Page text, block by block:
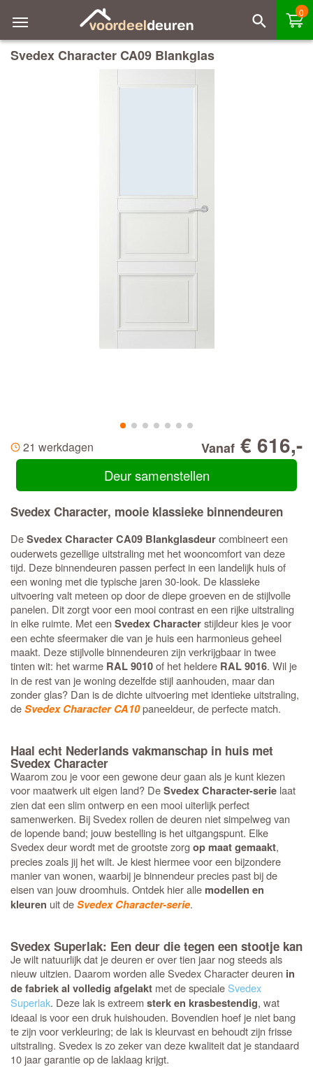
0
Svedex Character CA09 Blankglas
21 werkdagen Vanaf € 616,-
Deur samenstellen
Svedex Character, mooie klassieke binnendeuren
DeSvedex Character CA09 Blankglasdeurcombineert een
ouderwets gezellige uitstraling met het wooncomfort van deze
tijd. Deze binnendeuren passen perfect in een landelijk huis of
een woning met die typische jaren 30-look. De klassieke
uitvoering valt meteen op door de diepe groeven en de stijlvolle
panelen. Dit zorgt voor een mooi contrast en een rijke uitstraling
in elke ruimte. Met eenSvedex Characterstijldeur kies je voor
een echte sfeermaker die van je huis een harmonieus geheel
maakt. Deze stijlvolle binnendeuren zijn verkrijgbaar in twee
tinten wit: het warme RAL 9010of het heldere RAL 9016. Wil je
in de rest van je woning dezelfde stijl aanhouden, maar dan
zonder glas? Dan is de dichte uitvoering met identieke uitstraling,
deSvedex Character CA10paneeldeur, de perfecte match.
Haal echt Nederlands vakmanschap in huis met
Svedex Character
Waarom zou je voor een gewone deur gaan als je kunt kiezen
voor maatwerk uit eigen land? DeSvedex Character-serie laat
zien dat een slim ontwerp en een mooi uiterlijk perfect
samenwerken. Bij Svedex rollen de deuren niet simpelweg van
de lopende band; jouw bestelling is het uitgangspunt. Elke
Svedex deur wordt met de grootste zorgop maat gemaakt,
precies zoals jij het wilt. Je kiest hiermee voor een bijzondere
manier van wonen, waarbij je binnendeur precies past bij de
eisen van jouw droomhuis. Ontdek hier alle modellen en
kleuren uit deSvedex Character-serie.
Svedex Superlak: Een deur die tegen een stootje kan
Je wilt natuurlijk dat je deuren er over tien jaar nog steeds als
nieuw uitzien. Daarom worden alle Svedex Character deuren in
de fabriek al volledig afgelakt met de specialeSvedex
Superlak. Deze lak is extreemsterk en krasbestendig, wat
ideaal is voor een druk huishouden. Bovendien hoef je niet bang
te zijn voor verkleuring; de lak is kleurvast en behoudt zijn frisse
uitstraling. Svedex is zo zeker van deze kwaliteit dat je standaard
10 jaar garantie op de laklaag krijgt.